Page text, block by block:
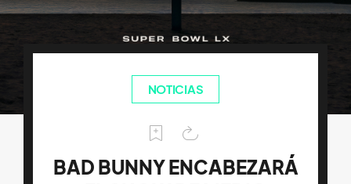
NOTICIAS
BAD BUNNY ENCABEZARÁ